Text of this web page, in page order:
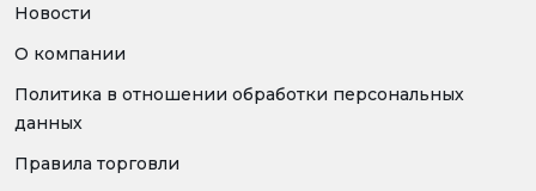
Новости
О компании
Политика в отношении обработки персональных
данных
Правила торговли